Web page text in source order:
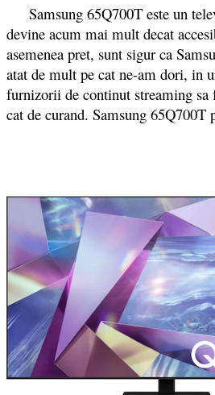
Samsung 65Q700T este un
devine acum mai mult decat
asemenea pret, sunt sigur ca
atat de mult pe cat ne-am dori, in
furnizorii de continut streaming
cat de curand. Samsung